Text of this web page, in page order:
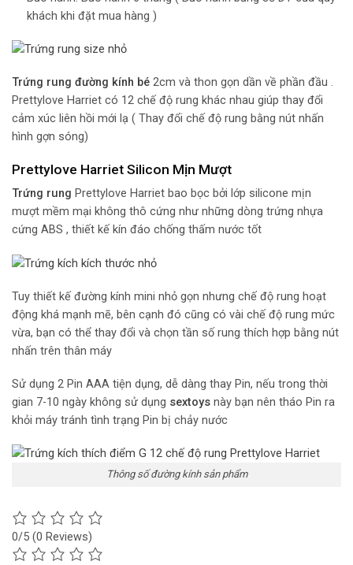
khách khi đặt mua hàng )
Trứng rung đường kính bé 2cm và thon gọn dần về phần đầu .
Prettylove Harriet có 12 chế độ rung khác nhau giúp thay đổi
cảm xúc liên hồi mới lạ ( Thay đổi chế độ rung bằng nút nhấn
hình gợn sóng)
Prettylove Harriet Silicon Mịn Mượt
Trứng rung Prettylove Harriet bao bọc bởi lớp silicone mịn
mượt mềm mại không thô cứng như những dòng trứng nhựa
cứng ABS , thiết kế kín đáo chống thấm nước tốt
Tuy thiết kế đường kính mini nhỏ gọn nhưng chế độ rung hoạt
động khá mạnh mẽ, bên cạnh đó cũng có vài chế độ rung mức
vừa, bạn có thể thay đổi và chọn tần số rung thích hợp bằng nút
nhấn trên thân máy
Sử dụng 2 Pin AAA tiện dụng, dễ dàng thay Pin, nếu trong thời
gian 7-10 ngày không sử dụng sextoys này bạn nên tháo Pin ra
khỏi máy tránh tình trạng Pin bị chảy nước
Thông số đường kính sản phẩm
0/5 (0 Reviews)